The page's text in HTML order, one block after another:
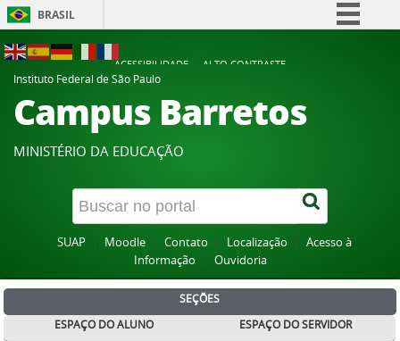
BRASIL
Participe
Acesso à informação
Canais
ACESSIBILIDADE
ALTO CONTRASTE
Instituto Federal de São Paulo
Campus Barretos
MINISTÉRIO DA EDUCAÇÃO
SUAP Moodle Contato Localização
Acesso à
Informação
Ouvidoria
SEÇÕES
ESPAÇO DO ALUNO
ESPAÇO DO SERVIDOR